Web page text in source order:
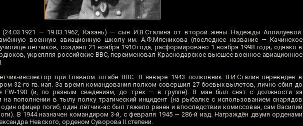
(24.03.1921 — 19.03.1962, Казань) — сын И.В.Сталина от второй жены Надежды Аллилуевой.
военную авиационную школу им. А.Ф.Мясникова (последнее название — Качинское
лётчиков, создано 21 ноября 1910 года, расформировано 1 ноября 1998 года; однако в
укрепляя российские ВВС, переименовал Краснодарское высшее военное авиационное
инспектор при Главном штабе ВВС. В январе 1943 полковник В.И.Сталин переведён в
32-го гв. иап. За время командования полком совершил 27 боевых вылетов, лично сбил до
FW-190 (и, по разным сведениям, до трёх — в группе). В мае был снят с должности за
пополнении в тылу полку трагический инцидент (на рыбалке с использованием снарядов
офицер погиб, один лётчик-ас был тяжело ранен и впоследствии комиссован, сам Василий
В 1944 назначен командиром 3-й, с февраля 1945 — 286-й иад. Награждён двумя орденами
Невского, орденом Суворова II степени.